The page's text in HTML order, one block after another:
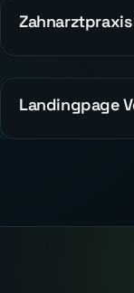
ALLGEMEIN
WEBDESIGN
Landingpage